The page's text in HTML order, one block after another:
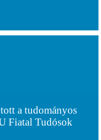
a tudományos
Fiatal Tudósok